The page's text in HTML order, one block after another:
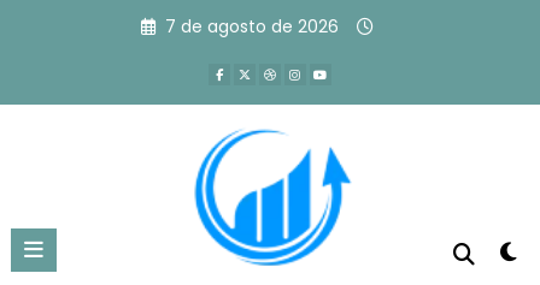
7 de agosto de 2026
Tag: como organizar as finanças
pessoais e sair das dívidas